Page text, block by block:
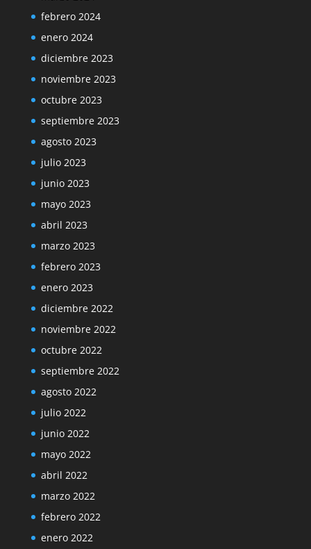
febrero 2024
enero 2024
diciembre 2023
noviembre 2023
octubre 2023
septiembre 2023
agosto 2023
julio 2023
junio 2023
mayo 2023
abril 2023
marzo 2023
febrero 2023
enero 2023
diciembre 2022
noviembre 2022
octubre 2022
septiembre 2022
agosto 2022
julio 2022
junio 2022
mayo 2022
abril 2022
marzo 2022
febrero 2022
enero 2022